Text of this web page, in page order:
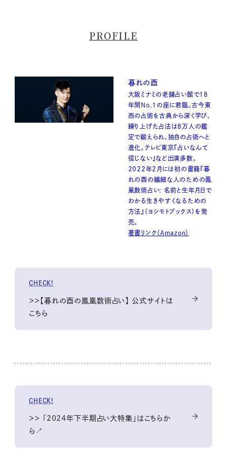
PROFILE
暮れの酉
大阪ミナミの老舗占い館で18
年間No.1の座に君臨。古今東
西の占術を古典から深く学び、
練り上げた占法は8万人の鑑
定で鍛えられ、独自の占術へと
進化。テレビ東京『占いなんて
信じない』など出演多数。
2022年2月には初の書籍『暮
れの酉の繊細な人のための鳳
凰数術占い: 名前と生年月日で
わかる生きやすくなるための
方法』（ヨシモトブックス）を発
売。
著書リンク（Amazon）
CHECK!
＞＞【暮れの酉の鳳凰数術占い】 公式サイトは
こちら
CHECK!
＞＞ 「2024年下半期占い大特集」はこちらか
ら↗